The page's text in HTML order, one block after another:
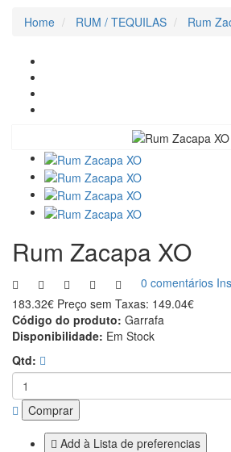
Home
RUM / TEQUILAS Rum
Rum Zacapa XO
0 comentários
183.32€ Preço sem Taxas: 149.04€
Código do produto: Garrafa
Disponibilidade: Em Stock
Qtd:
Comprar
Add à Lista de preferencias